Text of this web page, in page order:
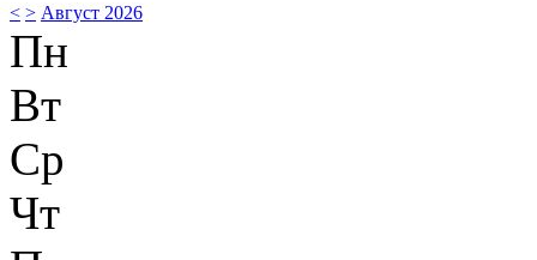
< > Август 2026
Пн
Вт
Ср
Чт